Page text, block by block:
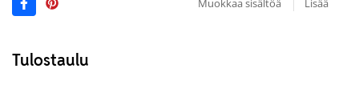
Muokkaa sisältöä
Lisää
Tulostaulu